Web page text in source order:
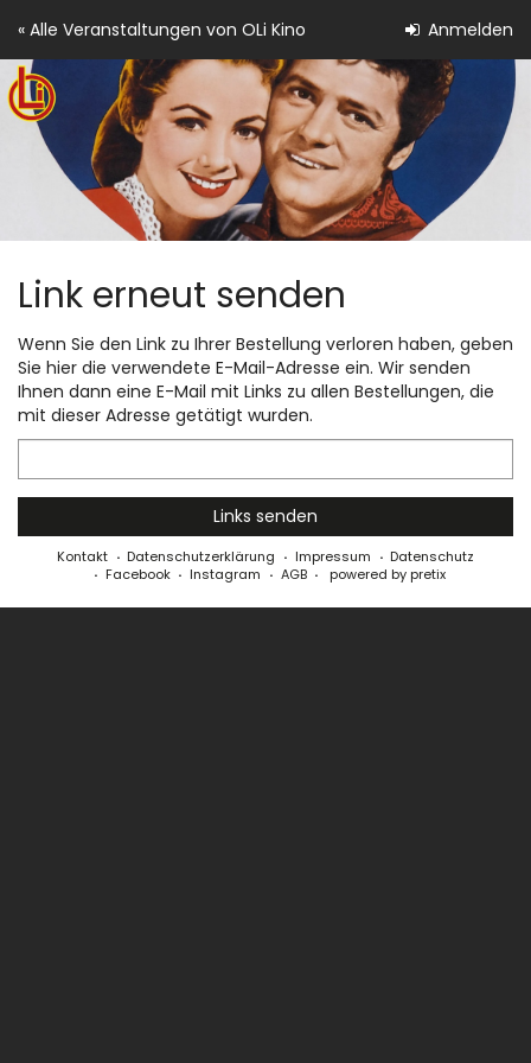
Zum
Inhalt
springen
Anmelden
« Alle Veranstaltungen von OLi Kino
Link erneut senden
Wenn Sie den Link zu Ihrer Bestellung verloren haben, geben
Sie hier die verwendete E-Mail-Adresse ein. Wir senden
Ihnen dann eine E-Mail mit Links zu allen Bestellungen, die
mit dieser Adresse getätigt wurden.
Mail
Links senden
Kontakt Datenschutzerklärung Impressum
Datenschutz
Facebook
Instagram AGB powered by pretix